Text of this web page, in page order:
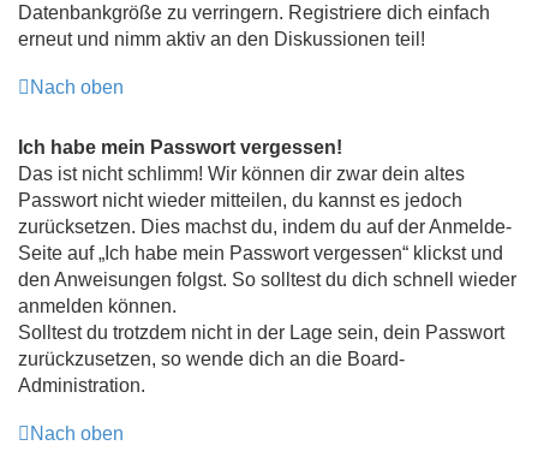
Datenbankgröße zu verringern. Registriere dich einfach
erneut und nimm aktiv an den Diskussionen teil!
Nach oben
Ich habe mein Passwort vergessen!
Das ist nicht schlimm! Wir können dir zwar dein altes
Passwort nicht wieder mitteilen, du kannst es jedoch
zurücksetzen. Dies machst du, indem du auf der Anmelde-
Seite auf „Ich habe mein Passwort vergessen“ klickst und
den Anweisungen folgst. So solltest du dich schnell wieder
anmelden können.
Solltest du trotzdem nicht in der Lage sein, dein Passwort
zurückzusetzen, so wende dich an die Board-
Administration.
Nach oben